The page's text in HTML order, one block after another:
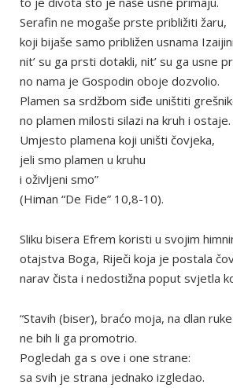
Serafin ne mogaše prste približiti žaru,
koji bijaše samo približen usnama
nit’ su ga prsti dotakli, nit’ su ga usne
no nama je Gospodin oboje dozvolio.
Plamen sa srdžbom siđe uništiti
no plamen milosti silazi na kruh i ostaje.
Umjesto plamena koji uništi čovjeka,
jeli smo plamen u kruhu
i oživljeni smo”
(Himan “De Fide” 10,8-10).
Sliku bisera Efrem koristi u svojim
otajstva Boga, Riječi koja je postala
narav čista i nedostižna poput svjetla
“Stavih (biser), braćo moja, na dlan
ne bih li ga promotrio.
Pogledah ga s ove i one strane:
sa svih je strana jednako izgledao.